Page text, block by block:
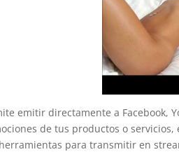
emitir directamente a Facebook,
de tus productos o
para transmitir en